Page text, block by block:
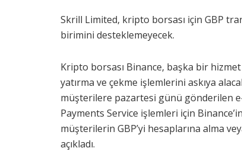
Skrill Limited, kripto borsası için GBP
birimini desteklemeyecek.
Kripto borsası Binance, başka bir
yatırma ve çekme işlemlerini askıya
müşterilere pazartesi günü gönderilen
Payments Service işlemleri için
müşterilerin GBP’yi hesaplarına alma
açıkladı.